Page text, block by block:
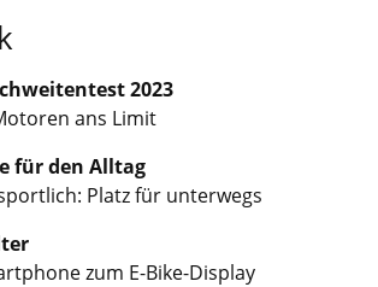
2023
ans Limit
für den Alltag
Platz für unterwegs
zum E-Bike-Display